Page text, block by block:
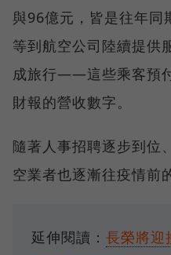
與96億元，皆是往年同
等到航空公司陸續提
成旅行——這些乘客預
財報的營收數字。
隨著人事招聘逐步到位
空業者也逐漸往疫情前
延伸閱讀： 長榮將迎